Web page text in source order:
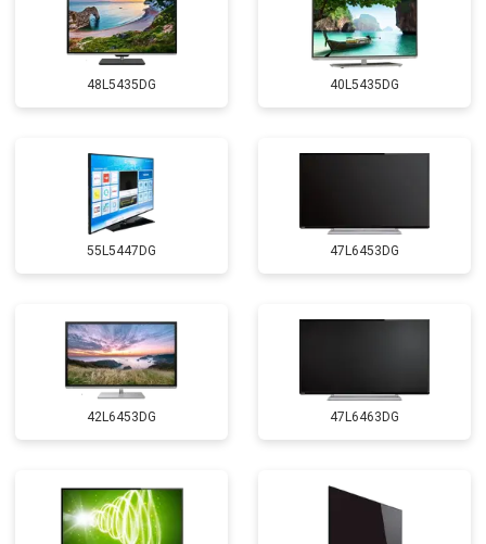
48L5435DG 40L5435DG
55L5447DG 47L6453DG
42L6453DG 47L6463DG